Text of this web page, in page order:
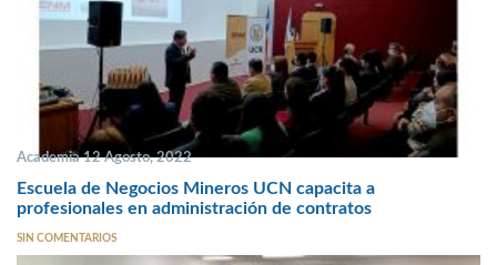
Academia 12 Agosto, 2022
Escuela de Negocios Mineros UCN capacita a
profesionales en administración de contratos
SIN COMENTARIOS